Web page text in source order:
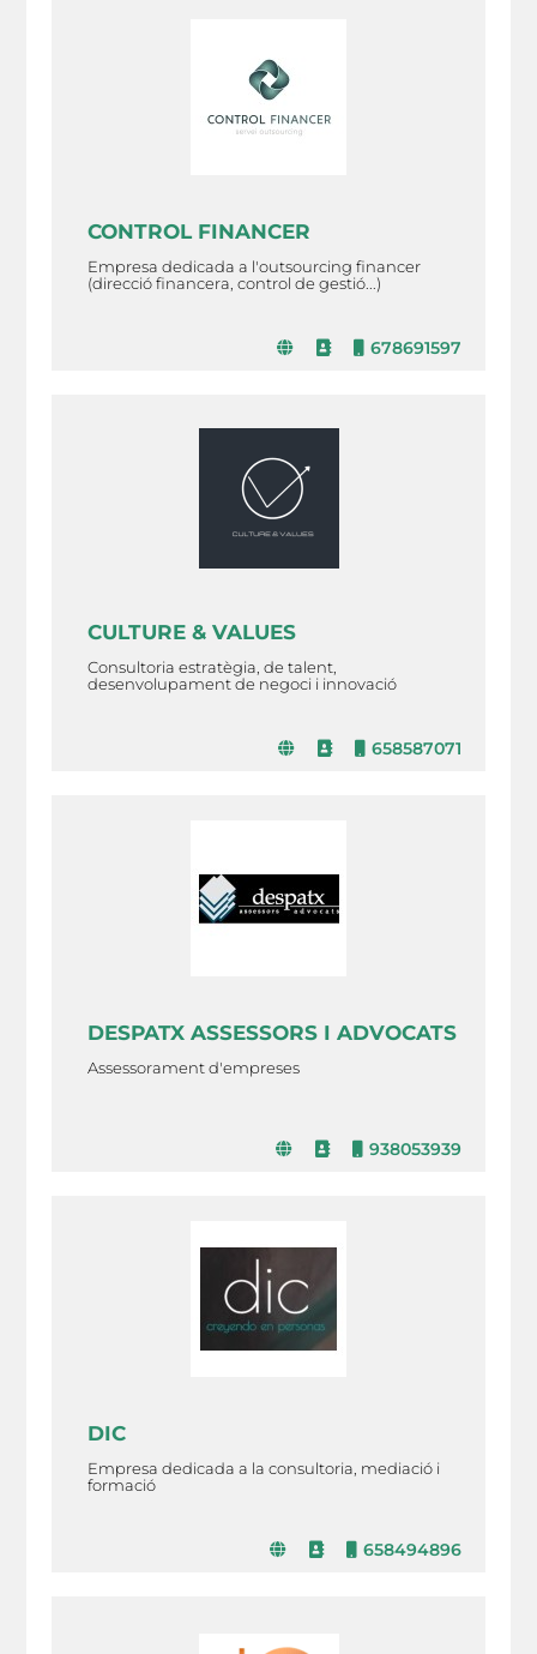
CONTROL FINANCER
Empresa dedicada a l'outsourcing financer
(direcció financera, control de gestió...)
678691597
CULTURE & VALUES
Consultoria estratègia, de talent,
desenvolupament de negoci i innovació
658587071
DESPATX ASSESSORS I ADVOCATS
Assessorament d'empreses
938053939
DIC
Empresa dedicada a la consultoria, mediació i
formació
658494896